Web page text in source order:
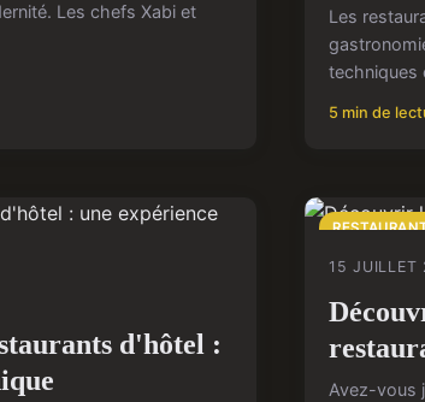
Les chefs Xabi et
Les
techniques
5 min de
d'hôtel :
15 JUILLET
Avez-vous